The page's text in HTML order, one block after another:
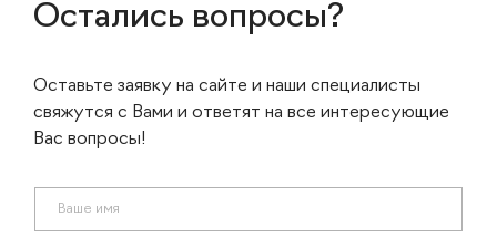
Остались вопросы?
Оставьте заявку на сайте и наши специалисты
свяжутся с Вами и ответят на все интересующие
Вас вопросы!